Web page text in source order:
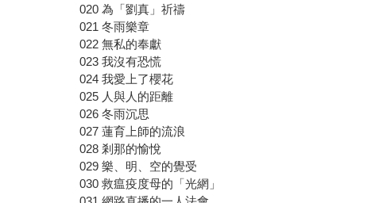
020 為「劉真」祈禱
021 冬雨樂章
022 無私的奉獻
023 我沒有恐慌
024 我愛上了櫻花
025 人與人的距離
026 冬雨沉思
027 蓮育上師的流浪
028 剎那的愉悅
029 樂、明、空的覺受
030 救瘟疫度母的「光網」